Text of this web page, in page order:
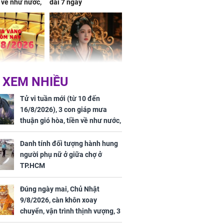
như nước,
dư dả, Phú
Hoa, vận
sáng
dài 7 ngày
nay,
2026: Tăng
triệu
'Bách Hoa Sát' vừa kết
thúc, Mạnh Tử Nghĩa
đã vướng tranh luận
cuối
lịch, 3 con
phát Tài
NHIỀU
Tử vi tuần mới (từ 10 đến
16/8/2026), 3 con giáp mưa
thuận gió hòa, tiền về như nước,
bạc vàng dư dả, Phú Quý Vinh
Hoa, vận trình khai sáng
Danh tính đối tượng hành hung
người phụ nữ ở giữa chợ ở
TP.HCM
Đúng ngày mai, Chủ Nhật
9/8/2026, càn khôn xoay
chuyển, vận trình thịnh vượng, 3
con giáp nhận phúc khí nhà trời,